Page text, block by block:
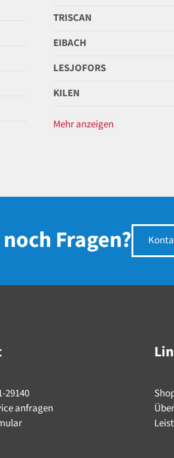
TRISCAN
EIBACH
LESJOFORS
KILEN
Mehr anzeigen
Fragen?
29140
anfragen